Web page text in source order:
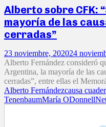
Alberto sobre CFK:
mayoría de las
cerradas”
23 noviembre, 202024
Alberto Fernández consideró
Argentina, la mayoría de las
cerradas”, entre ellas el
Alberto Fernándezcausa
TenenbaumMaría ODonnell